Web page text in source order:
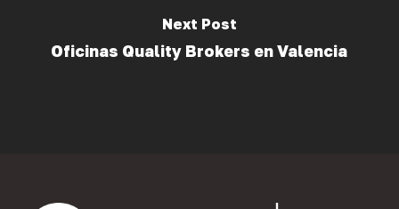
Next Post
Oficinas Quality Brokers en Valencia